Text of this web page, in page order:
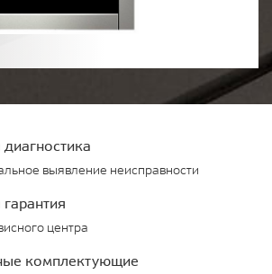
выявление неисправности
центра
комплектующие